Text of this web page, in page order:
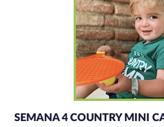
SEMANA 4 COUNTRY MINI